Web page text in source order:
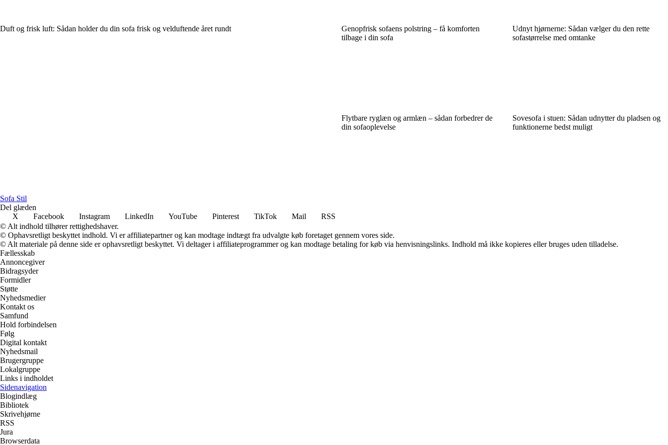
Duft og frisk luft: Sådan holder du din sofa frisk og velduftende året rundt
Genopfrisk sofaens polstring – få komforten
tilbage i din sofa
Udnyt hjørnerne: Sådan vælger du den rette
sofastørrelse med omtanke
Flytbare ryglæn og armlæn – sådan forbedrer de
din sofaoplevelse
Sovesofa i stuen: Sådan udnytter du pladsen og
funktionerne bedst muligt
Sofa Stil
Del glæden
X
Facebook Instagram LinkedIn YouTube Pinterest TikTok Mail
RSS
© Alt indhold tilhører rettighedshaver.
© Ophavsretligt beskyttet indhold. Vi er affiliatepartner og kan modtage indtægt fra udvalgte køb foretaget gennem vores side.
© Alt materiale på denne side er ophavsretligt beskyttet. Vi deltager i affiliateprogrammer og kan modtage betaling for køb via henvisningslinks. Indhold må ikke kopieres eller bruges uden tilladelse.
Fællesskab
Annoncegiver
Bidragsyder
Formidler
Støtte
Nyhedsmedier
Kontakt os
Samfund
Hold forbindelsen
Følg
Digital kontakt
Nyhedsmail
Brugergruppe
Lokalgruppe
Links i indholdet
Sidenavigation
Blogindlæg
Bibliotek
Skrivehjørne
RSS
Jura
Browserdata